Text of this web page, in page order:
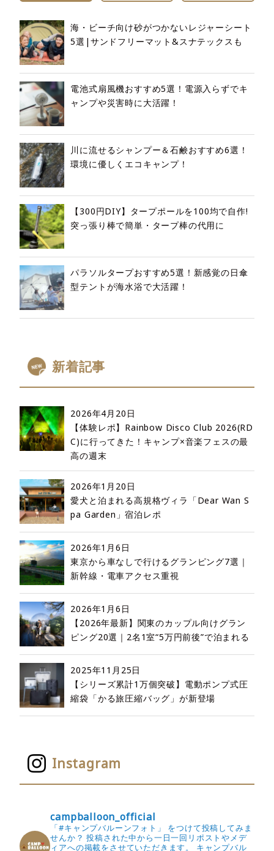
海・ビーチ向け砂がつかないレジャーシート
5選|サンドフリーマット&スナテックスも
電池式扇風機おすすめ5選！電源入らずでキ
ャンプや災害時に大活躍！
川に流せるシャンプー＆石鹸おすすめ6選！
環境に優しくエコキャンプ！
【300円DIY】タープポールを100均で自作!
突っ張り棒で簡単・タープ棒の代用に
パラソルタープおすすめ5選！新感覚の日傘
型テントが海水浴で大活躍！
新着記事
2026年4月20日
【体験レポ】Rainbow Disco Club 2026(RD
C)に行ってきた！キャンプ×音楽フェスの最
高の週末
2026年1月20日
愛犬と泊まれる高規格ヴィラ「Dear Wan S
pa Garden」宿泊レポ
2026年1月6日
東京から車なしで行けるグランピング7選｜
新幹線・電車アクセス重視
2026年1月6日
【2026年最新】関東のカップル向けグラン
ピング20選｜2名1室“5万円前後”で泊まれる
2025年11月25日
【シリーズ累計1万個突破】電動ポンプ式圧
縮袋「かる旅圧縮バッグ」が新登場
Instagram
campballoon_official
「#キャンプバルーンフォト」 をつけて投稿してみま
せんか？ 投稿された中から一日一回リポストやメデ
ィアへの掲載をさせていただきます。
キャンプバル